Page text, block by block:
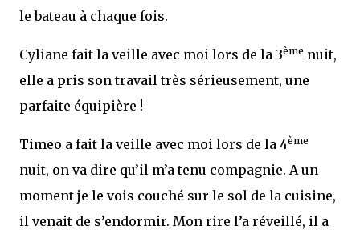
le bateau à chaque fois.
Cyliane fait la veille avec moi lors de la 3ème nuit,
elle a pris son travail très sérieusement, une
parfaite équipière !
Timeo a fait la veille avec moi lors de la 4ème
nuit, on va dire qu’il m’a tenu compagnie. A un
moment je le vois couché sur le sol de la cuisine,
il venait de s’endormir. Mon rire l’a réveillé, il a